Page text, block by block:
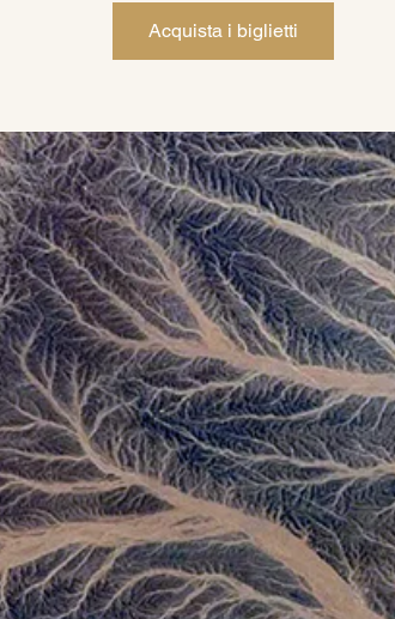
Acquista i biglietti